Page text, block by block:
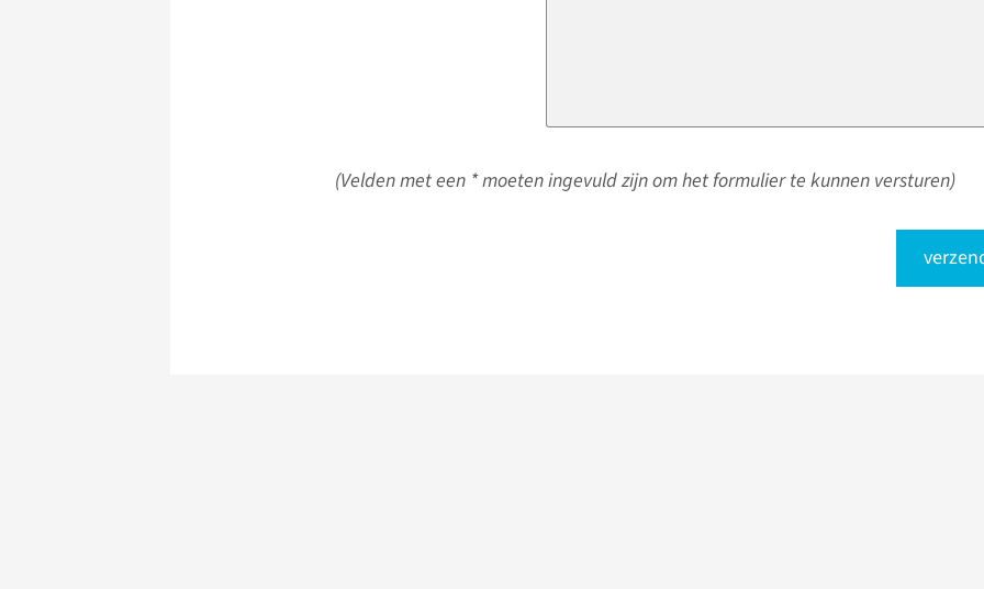
(Velden met een * moeten ingevuld zijn om het formulier te kunnen versturen)